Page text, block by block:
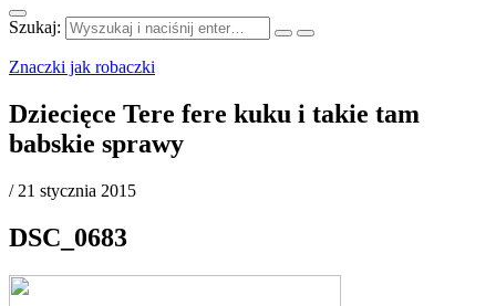
Szukaj:
Znaczki jak robaczki
Dziecięce Tere fere kuku i takie tam
babskie sprawy
/ 21 stycznia 2015
DSC_0683